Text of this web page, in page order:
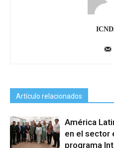
Artículo relacionados
América
en el sector
programa